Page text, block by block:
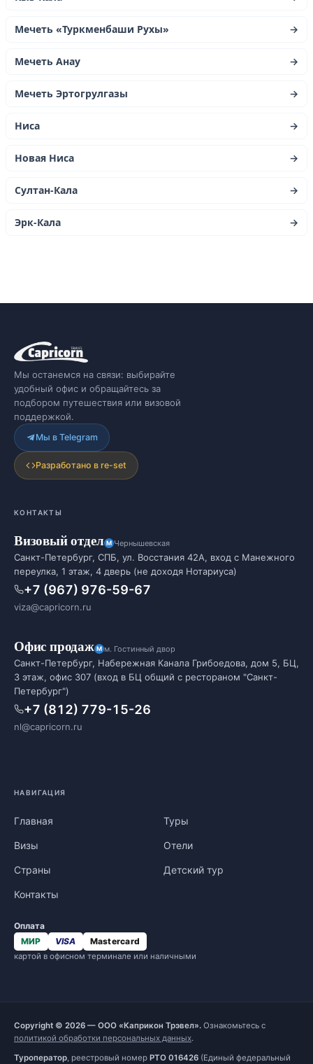
Мечеть «Туркменбаши Рухы» →
Мечеть Анау →
Мечеть Эртогрулгазы →
Ниса →
Новая Ниса →
Султан-Кала →
Эрк-Кала →
Мы останемся на связи: выбирайте
удобный офис и обращайтесь за
подбором путешествия или визовой
поддержкой.
Мы в Telegram
Разработано в re-set
КОНТАКТЫ
Визовый отдел Чернышевская
Санкт-Петербург, СПБ, ул. Восстания 42А, вход с Манежного
переулка, 1 этаж, 4 дверь (не доходя Нотариуса)
+7 (967) 976-59-67
viza@capricorn.ru
Офис продаж м. Гостинный двор
Санкт-Петербург, Набережная Канала Грибоедова, дом 5, БЦ,
3 этаж, офис 307 (вход в БЦ общий с рестораном "Санкт-
Петербург")
+7 (812) 779-15-26
nl@capricorn.ru
НАВИГАЦИЯ
Главная Туры
Визы Отели
Страны Детский тур
Контакты
Оплата
МИР
VISA Mastercard
картой в офисном терминале или наличными
Copyright © 2026 — ООО «Каприкон Трэвел». Ознакомьтесь с
политикой обработки персональных данных.
Туроператор, реестровый номер РТО 016426 (Единый федеральный